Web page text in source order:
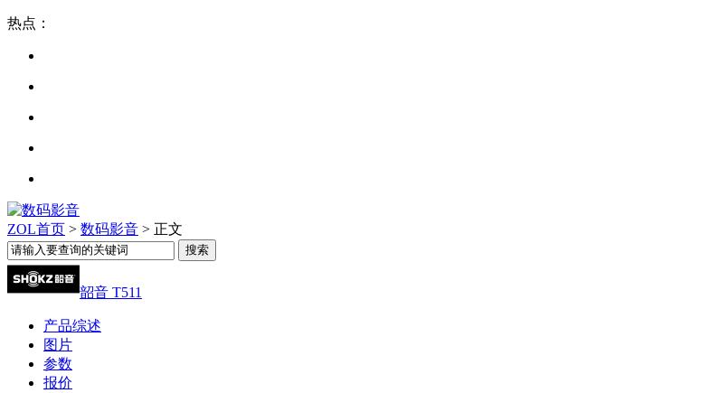
热点：
ZOL首页 > 数码影音 > 正文
韶音 T511
产品综述
图片
参数
报价